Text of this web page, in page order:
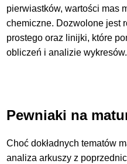
pierwiastków, wartości mas
chemiczne. Dozwolone jest
prostego oraz linijki, które
obliczeń i analizie wykresów.
Pewniaki na
Choć dokładnych tematów
analiza arkuszy z